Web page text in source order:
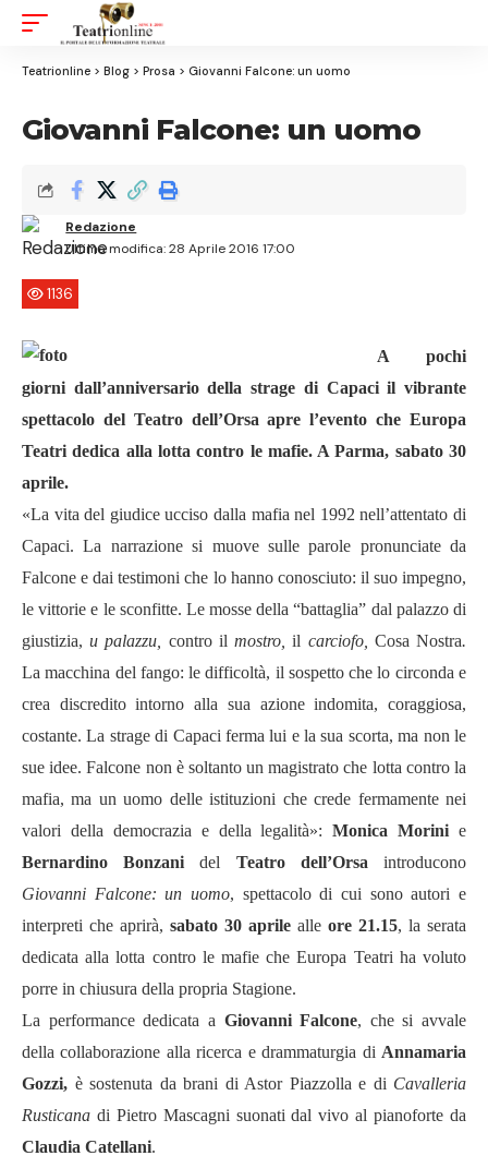
Teatrionline > Blog > Prosa > Giovanni Falcone: un uomo
Giovanni Falcone: un uomo
Ultima modifica: 28 Aprile 2016 17:00
Redazione
1136
A pochi
giorni dall’anniversario della strage di Capaci il vibrante
spettacolo del Teatro dell’Orsa apre l’evento che Europa
Teatri dedica alla lotta contro le mafie. A Parma, sabato 30
aprile.
«La vita del giudice ucciso dalla mafia nel 1992 nell’attentato di
Capaci. La narrazione si muove sulle parole pronunciate da
Falcone e dai testimoni che lo hanno conosciuto: il suo impegno,
le vittorie e le sconfitte. Le mosse della “battaglia” dal palazzo di
giustizia,u palazzu, contro ilmostro,il carciofo, Cosa Nostra.
La macchina del fango: le difficoltà, il sospetto che lo circonda e
crea discredito intorno alla sua azione indomita, coraggiosa,
costante. La strage di Capaci ferma lui e la sua scorta, ma non le
sue idee. Falcone non è soltanto un magistrato che lotta contro la
mafia, ma un uomo delle istituzioni che crede fermamente nei
valori della democrazia e della legalità»:Monica Morini e
Bernardino Bonzani del Teatro dell’Orsa introducono
Giovanni Falcone: un uomo, spettacolo di cui sono autori e
interpreti che aprirà, sabato 30 aprile alle ore 21.15, la serata
dedicata alla lotta contro le mafie che Europa Teatri ha voluto
porre in chiusura della propria Stagione.
La performance dedicata a Giovanni Falcone, che si avvale
dellacollaborazione alla ricerca e drammaturgia di Annamaria
Gozzi, è sostenuta da brani di Astor Piazzolla e di Cavalleria
Rusticana di Pietro Mascagni suonati dal vivo al pianoforte da
Claudia Catellani.